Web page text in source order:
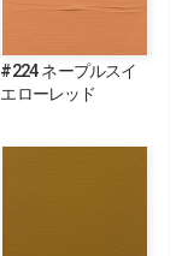
#224 ネープルスイ
エローレッド